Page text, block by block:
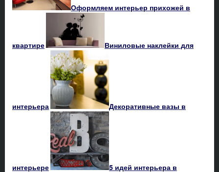
Оформляем интерьер прихожей в
квартире Виниловые наклейки для
интерьера Декоративные вазы в
интерьере
5 идей интерьера в